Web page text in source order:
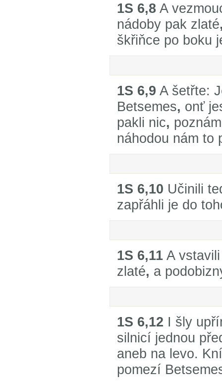
1S 6,8 A
nádoby pak zlaté
škřiňce po boku
1S 6,9 A šetřte:
Betsemes, onť
pakli nic,
náhodou nám to
1S 6,10 Učinili
zapřáhli je do
1S 6,11 A
zlaté, a
1S 6,12 I šly
silnicí jednou
aneb na levo.
pomezí